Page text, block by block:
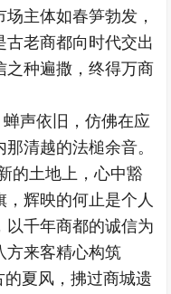
主体如春笋勃发，
老商都向时代交出
之种遍撒，终得万商
声依旧，仿佛在应
清越的法槌余音。
的土地上，心中豁
辉映的何止是个人
以千年商都的诚信为
方来客精心构筑
的夏风，拂过商城遗